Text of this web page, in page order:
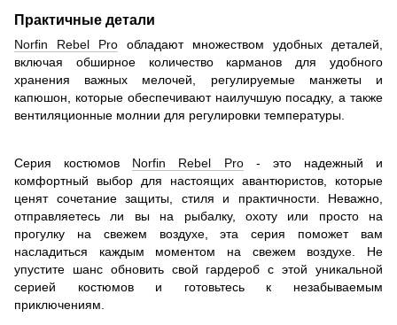
Практичные детали
Norfin Rebel Pro обладают множеством удобных деталей,
включая обширное количество карманов для удобного
хранения важных мелочей, регулируемые манжеты и
капюшон, которые обеспечивают наилучшую посадку, а также
вентиляционные молнии для регулировки температуры.
Серия костюмов Norfin Rebel Pro- это надежный и
комфортный выбор для настоящих авантюристов, которые
ценят сочетание защиты, стиля и практичности. Неважно,
отправляетесь ли вы на рыбалку, охоту или просто на
прогулку на свежем воздухе, эта серия поможет вам
насладиться каждым моментом на свежем воздухе. Не
упустите шанс обновить свой гардероб с этой уникальной
серией костюмов и готовьтесь к незабываемым
приключениям.